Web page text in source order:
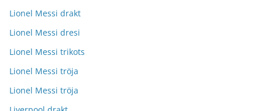
Lionel Messi drakt
Lionel Messi dresi
Lionel Messi trikots
Lionel Messi tröja
Lionel Messi tröja